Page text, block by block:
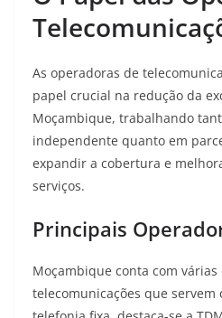
As operadoras de
papel crucial na redução da
Moçambique, trabalhando
independente quanto em
expandir a cobertura e
serviços.
Principais
Moçambique conta com
telecomunicações que servem